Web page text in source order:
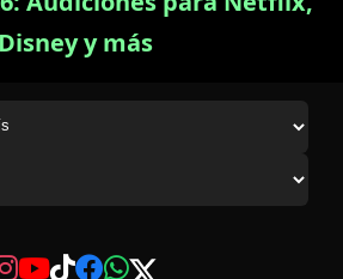
Disney y más